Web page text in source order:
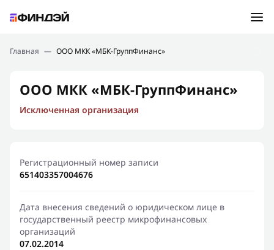
Подбор займа
Новости
Финансовое просвещение
Главная — ООО МКК «МБК-ГруппФинанс»
ООО МКК «МБК-ГруппФинанс»
Исключенная организация
Регистрационный номер записи
651403357004676
Дата внесения сведений о юридическом лице в
государственный реестр микрофинансовых
организаций
07.02.2014
Ошибка:Контактная форма не найдена.
Спасибо, что написали нам
Мы свяжемся с Вами в ближайшее время и сообщим
результат
Отправить новый запрос